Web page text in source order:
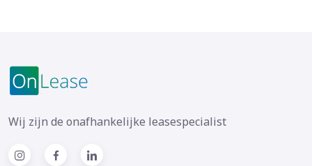
Wij zijn de onafhankelijke leasespecialist